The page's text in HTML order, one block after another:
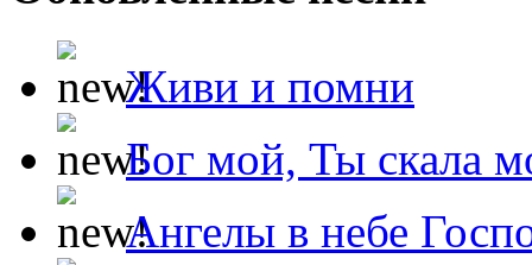
Живи и помни
Бог мой, Ты скала
Ангелы в небе